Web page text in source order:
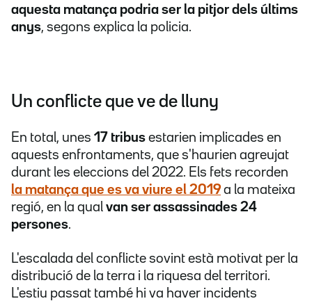
aquesta matança podria ser la pitjor dels últims
anys, segons explica la policia.
Un conflicte que ve de lluny
En total, unes 17 tribus estarien implicades en
aquests enfrontaments, que s'haurien agreujat
durant les eleccions del 2022. Els fets recorden
la matança que es va viure el 2019a la mateixa
regió, en la qual van ser assassinades 24
persones.
L'escalada del conflicte sovint està motivat per la
distribució de la terra i la riquesa del territori.
L'estiu passat també hi va haver incidents